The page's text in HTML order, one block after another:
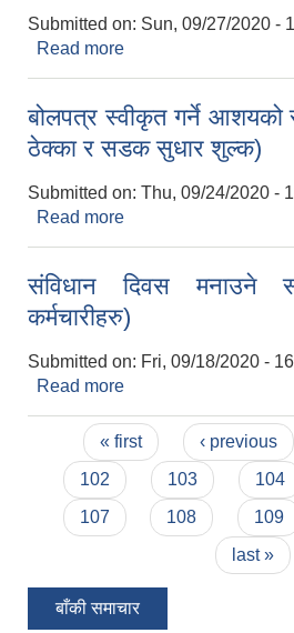
Submitted on: Sun, 09/27/2020 -
Read more
बोलपत्र स्वीकृत गर्ने आशयको
ठेक्का र सडक सुधार शुल्क)
Submitted on: Thu, 09/24/2020 -
Read more
संविधान दिवस मनाउने
कर्मचारीहरु)
Submitted on: Fri, 09/18/2020 -
Read more
Pages« first ‹ previous
102
103 104
107
108 109
last »
बाँकी समाचार